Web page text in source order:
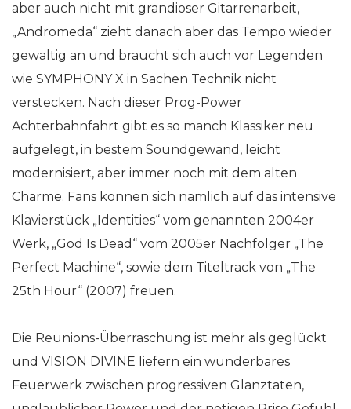
aber auch nicht mit grandioser Gitarrenarbeit,
„Andromeda“ zieht danach aber das Tempo wieder
gewaltig an und braucht sich auch vor Legenden
wie SYMPHONY X in Sachen Technik nicht
verstecken. Nach dieser Prog-Power
Achterbahnfahrt gibt es so manch Klassiker neu
aufgelegt, in bestem Soundgewand, leicht
modernisiert, aber immer noch mit dem alten
Charme. Fans können sich nämlich auf das intensive
Klavierstück „Identities“ vom genannten 2004er
Werk, „God Is Dead“ vom 2005er Nachfolger „The
Perfect Machine“, sowie dem Titeltrack von „The
25th Hour“ (2007) freuen.
Die Reunions-Überraschung ist mehr als geglückt
und VISION DIVINE liefern ein wunderbares
Feuerwerk zwischen progressiven Glanztaten,